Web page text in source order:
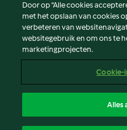
Gebruiksvoorwaarden
Privacybeleid
Disclaimer
Colofon
Verslag Inhoud
Toegankelijkheidsverklaring
Door op “Alle cookies
met het opslaan van cookies
verbeteren van
websitegebruik en om ons te
marketingprojecten.
Cookie-
Alles